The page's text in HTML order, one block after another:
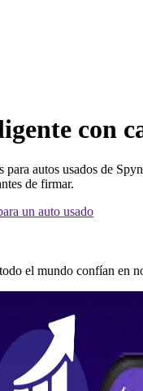
con
para autos usados ​​de
de firmar.
un auto usado
el mundo confían en